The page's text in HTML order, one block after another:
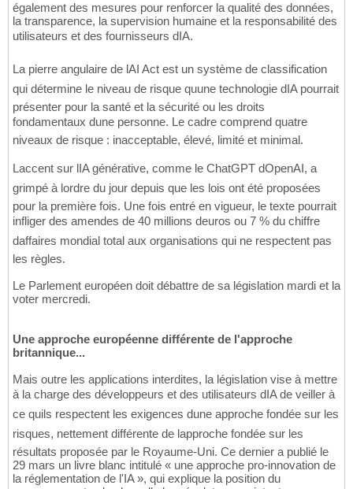
également des mesures pour renforcer la qualité des données,
la transparence, la supervision humaine et la responsabilité des
utilisateurs et des fournisseurs dIA.
La pierre angulaire de lAI Act est un système de classification
qui détermine le niveau de risque quune technologie dIA pourrait
présenter pour la santé et la sécurité ou les droits
fondamentaux dune personne. Le cadre comprend quatre
niveaux de risque : inacceptable, élevé, limité et minimal.
Laccent sur lIA générative, comme le ChatGPT dOpenAI, a
grimpé à lordre du jour depuis que les lois ont été proposées
pour la première fois. Une fois entré en vigueur, le texte pourrait
infliger des amendes de 40 millions deuros ou 7 % du chiffre
daffaires mondial total aux organisations qui ne respectent pas
les règles.
Le Parlement européen doit débattre de sa législation mardi et la
voter mercredi.
Une approche européenne différente de l'approche
britannique...
Mais outre les applications interdites, la législation vise à mettre
à la charge des développeurs et des utilisateurs dIA de veiller à
ce quils respectent les exigences dune approche fondée sur les
risques, nettement différente de lapproche fondée sur les
résultats proposée par le Royaume-Uni. Ce dernier a publié le
29 mars un livre blanc intitulé « une approche pro-innovation de
la réglementation de l'IA », qui explique la position du